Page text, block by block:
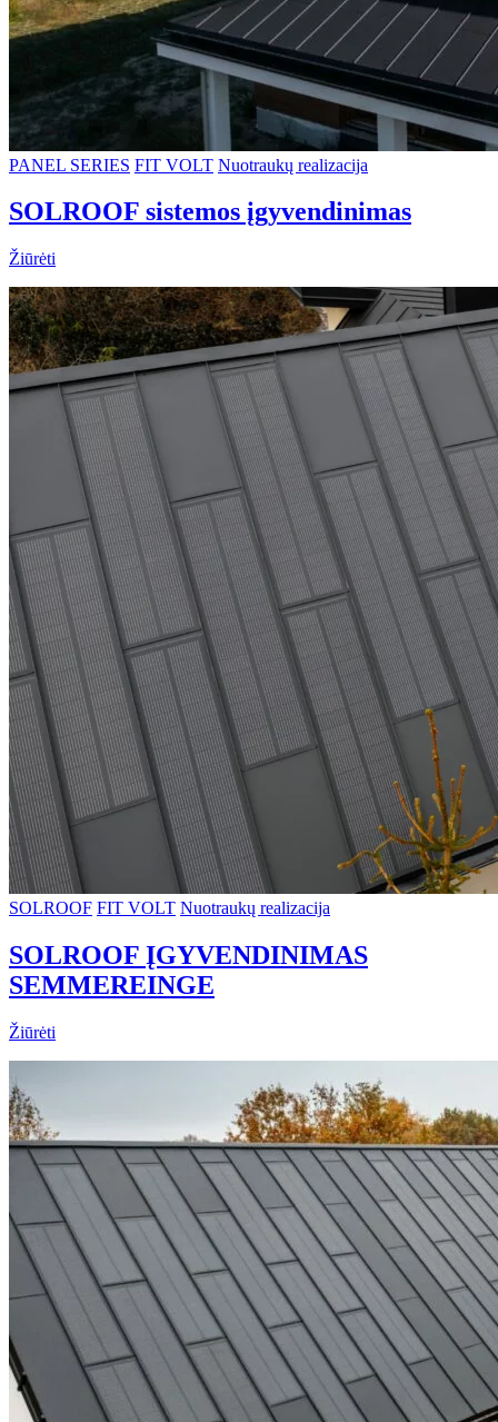
PANEL SERIES FIT VOLT Nuotraukų realizacija
SOLROOF sistemos įgyvendinimas
Žiūrėti
SOLROOF FIT VOLT Nuotraukų realizacija
SOLROOF ĮGYVENDINIMAS
SEMMEREINGE
Žiūrėti